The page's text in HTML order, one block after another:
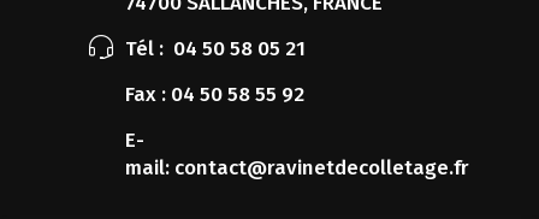
Tél : 04 50 58 05 21
Fax : 04 50 58 55 92
E-
mail: contact@ravinetdecolletage.fr